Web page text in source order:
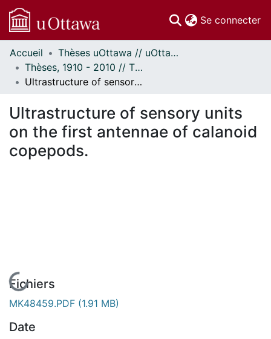
Se connecter
Communautés
et collections
Parcourir
À propos
Accueil
Thèses uOttawa // uOttawa Theses
Thèses, 1910 - 2010 // Theses, 1910 - 2010
Ultrastructure of sensory units on the first antennae of calanoid copepods.
Ultrastructure of sensory units
on the first antennae of calanoid
copepods.
En cours de chargement...
Fichiers
MK48459.PDF (1.91 MB)
Date